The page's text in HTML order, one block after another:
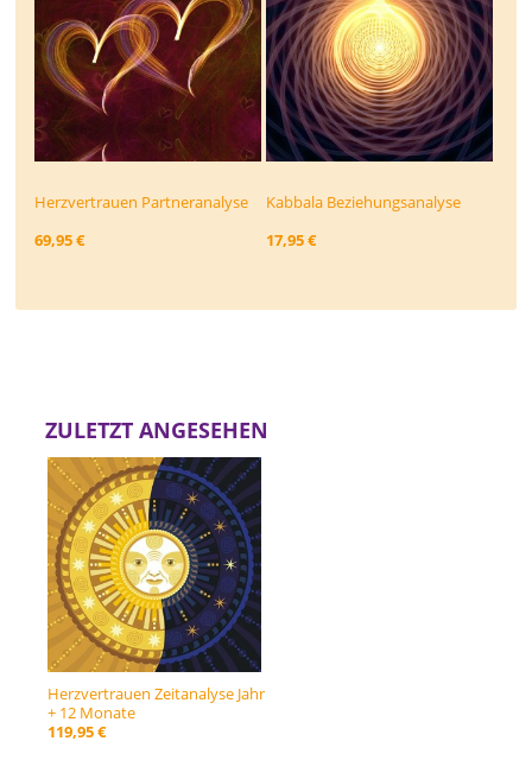
Herzvertrauen Partneranalyse
69,95 €
Kabbala Beziehungs­analyse
17,95 €
ZULETZT ANGESEHEN
Herzvertrauen Zeitanalyse Jahr
+ 12 Monate
119,95 €